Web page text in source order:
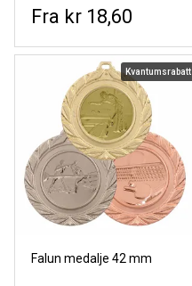
kr 18,60
Kvantumsrabatt
Falun medalje 42 mm